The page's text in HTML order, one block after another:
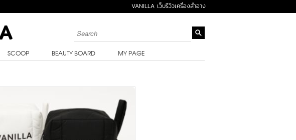
VANILLA เว็บรีวิวเครื่องสำอาง
SCOOP BEAUTY BOARD MY PAGE